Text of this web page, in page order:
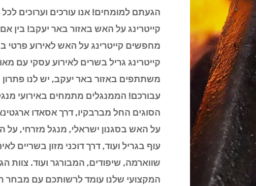
הגעתם למומחים! אנו עורכים וערוכים לכל
קייטרינג על האש באזור באר יעקב! בין
מחפשים קייטרינג על האש לאירוע פרטי
קייטרינג גריל בשרים לאירוע עסקי עם
משתתפים באזור באר יעקב, יש לנו פתרון
עבורכם! הממנגלים מתמחים באירועי
הסוגים החל מברבקיו, דרך אסאדו
על האש בסגנון ישראלי, מנגל מזרחי, על
עוף בגריל ועוד, דרך דוכני מזון בשריים
שווארמה, שיפודים, המבורגר ועוד. צוות
המקצועי שלנו עומד לרשותכם עם מבחר